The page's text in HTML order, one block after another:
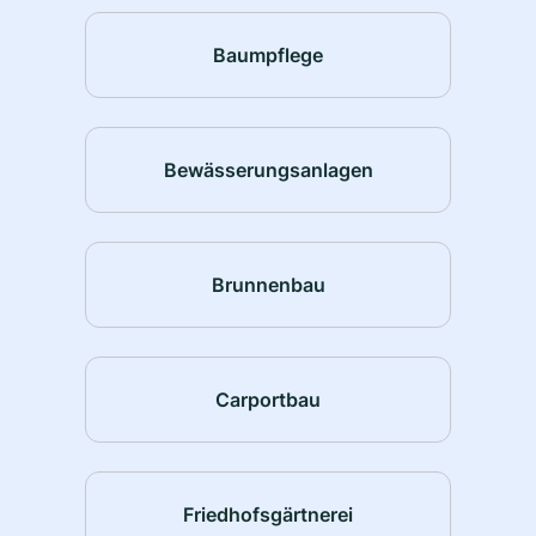
Baumpflege
Bewässerungsanlagen
Brunnenbau
Carportbau
Friedhofsgärtnerei